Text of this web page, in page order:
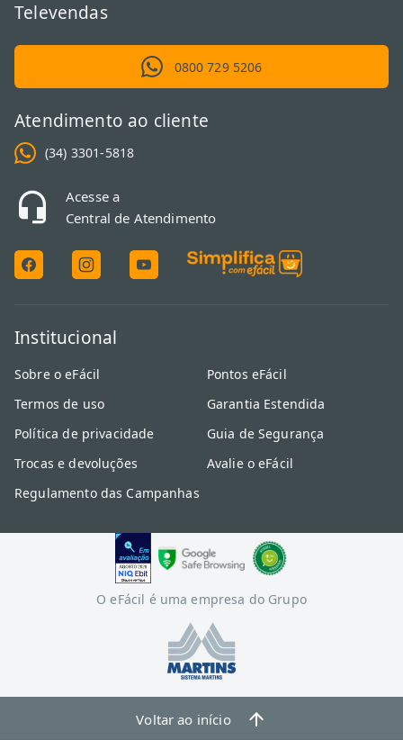
Televendas
0800 729 5206
Atendimento ao cliente
(34) 3301-5818
Acesse a
Central de Atendimento
Institucional
Sobre o eFácil
Termos de uso
Política de privacidade
Trocas e devoluções
Regulamento das Campanhas
Pontos eFácil
Garantia Estendida
Guia de Segurança
Avalie o eFácil
O eFácil é uma empresa do Grupo
Voltar ao início